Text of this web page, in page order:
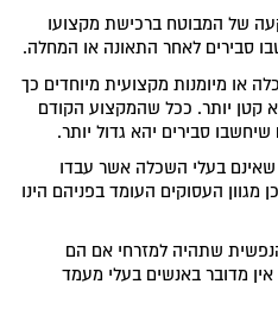
של המבוטח ברכישת מקצועו
סבירים לאחר התאונה או המחלה.
או מיומנות מקצועית מיוחדים כך
קטן יותר. ככל שהמקצוע הקודם
סבירים יהא גדול יותר.
שאינם בעלי השכלה אשר עבדו
העסוקים העומד בפניהם הינו
שתהיה למזרחי אם הם
מדובר באנשים בעלי מעמד